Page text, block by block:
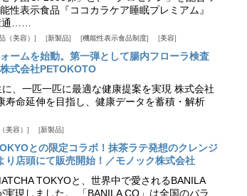
性表示食品『ココカラケア睡眠プレミアム』
通……
（美容） 新製品 機能性表示食品制度 美容
ームを始動。第一弾として腸内フローラ検査
式会社PETOKOTO
、一匹一匹に最適な健康提案を実現 株式会社
寿命延伸を目指し、健康データを蓄積・解析
美容） 新製品
との限定コラボ！抹茶ラテ発想のクレンジ
り店頭にて販売開始！／モノック株式会社
TOKYOと、世界中で愛されるBANILA
現しました。 「BANILA CO」は全国のバラ